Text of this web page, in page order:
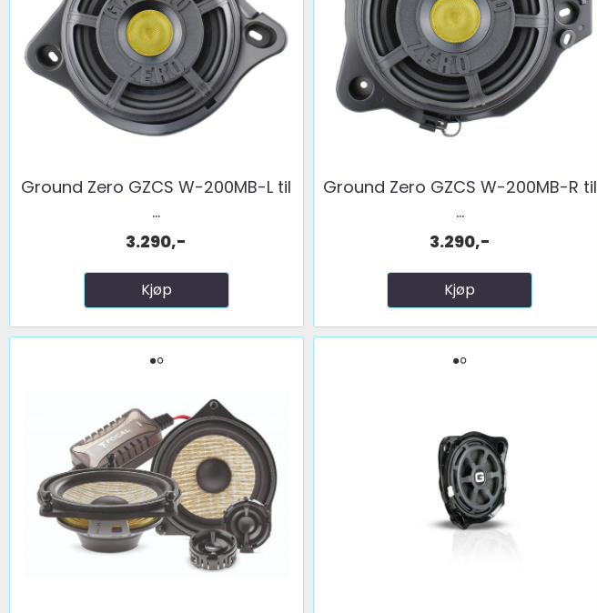
Ground Zero GZCS W-200MB-L til
...
3.290,-
Kjøp
Ground Zero GZCS W-200MB-R til
...
3.290,-
Kjøp